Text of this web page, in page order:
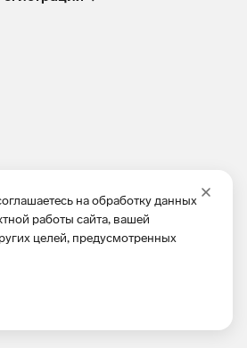
на обработку данных
работы сайта, вашей
целей, предусмотренных